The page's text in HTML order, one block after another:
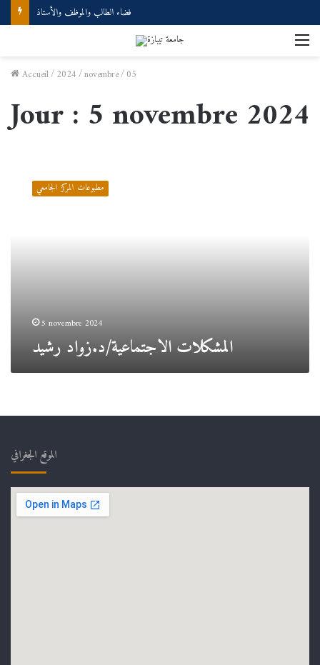
فضاء الطالب والموظف والأستاذ
Accueil/2024/novembre/05
Jour : 5 novembre 2024
الاجتماعية/مطبوعات المركز الجامعي
5 novembre 2024
المشكلات الاجتماعية/د.زواد رشيد
الموقع الجغرافي